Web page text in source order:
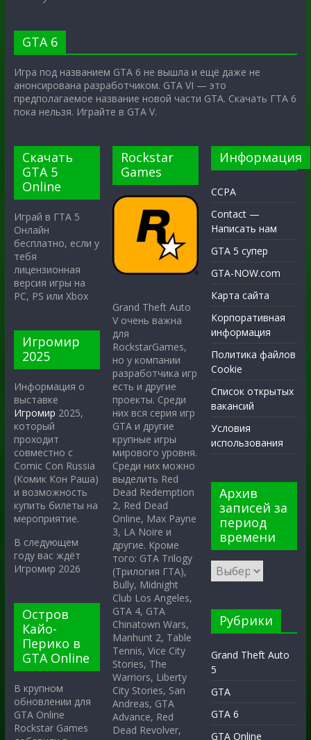
GTA 6
Игра под названием GTA 6 не вышла и ещё даже не
анонсирована разработчиком. GTA VI — это
предполагаемое название новой части GTA. Скачать ГТА 6
пока нельзя. Играйте в GTA V.
Скачать
GTA 5
Online
Играй в ГТА 5
Онлайн
бесплатно, если у
тебя
лицензионная
версия игры на
PC, PS или Xbox
Игромир
2025
Информация о
выставке
Игромир 2025,
который
проходит
совместно с
Comic Con Russia
(Комик Кон Раша)
и возможность
купить билеты на
мероприятие.
В следующем
году вас ждёт
Игромир 2026
Остров
Кайо-
Перико в
GTA Online
В крупном
обновлении для
GTA Online
Rockstar Games
Rockstar
Games
Grand Theft Auto
V очень важна
для
RockstarGames,
но у компании
разработчика игр
есть и другие
проекты. Среди
них вся серия игр
GTA и другие
крупные игры
мирового уровня.
Среди них можно
выделить Red
Dead Redemption
2, Red Dead
Online, Max Payne
3, LA Noire и
другие. Кроме
того: GTA Trilogy
(Трилогия ГТА),
Bully, Midnight
Club Los Angeles,
GTA 4, GTA
Chinatown Wars,
Manhunt 2, Table
Tennis, Vice City
Stories, The
Warriors, Liberty
City Stories, San
Andreas, GTA
Advance, Red
Dead Revolver,
Информация
CCPA
Contact —
Написать нам
GTA 5 супер
GTA-NOW.com
Карта сайта
Корпоративная
информация
Политика файлов
Cookie
Список открытых
вакансий
Условия
использования
Архив
записей за
период
времени
Рубрики
Grand Theft Auto
5
GTA
GTA 6
GTA Online